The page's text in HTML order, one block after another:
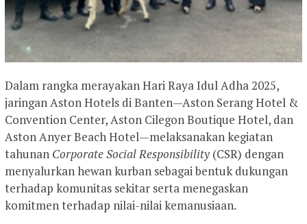
Dalam rangka merayakan Hari Raya Idul Adha 2025,
jaringan Aston Hotels di Banten—Aston Serang Hotel &
Convention Center, Aston Cilegon Boutique Hotel, dan
Aston Anyer Beach Hotel—melaksanakan kegiatan
tahunan Corporate Social Responsibility (CSR) dengan
menyalurkan hewan kurban sebagai bentuk dukungan
terhadap komunitas sekitar serta menegaskan
komitmen terhadap nilai-nilai kemanusiaan.